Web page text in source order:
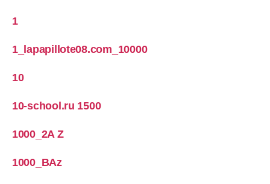
1
1_lapapillote08.com_10000
10
10-school.ru 1500
1000_2A Z
1000_BAz